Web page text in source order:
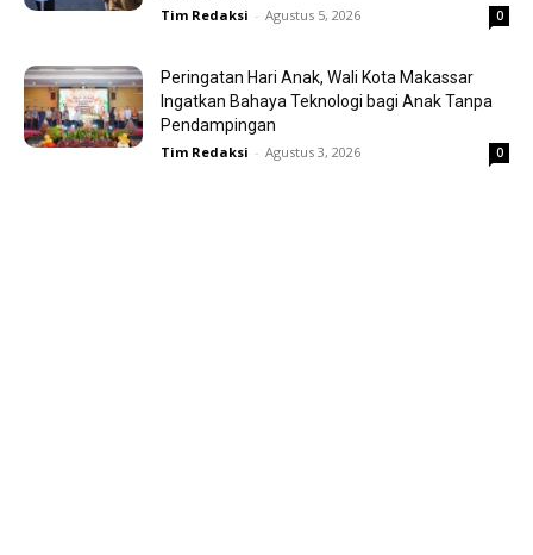
Tim Redaksi - Agustus 5, 2026 0
Peringatan Hari Anak, Wali Kota Makassar
Ingatkan Bahaya Teknologi bagi Anak Tanpa
Pendampingan
Tim Redaksi - Agustus 3, 2026 0